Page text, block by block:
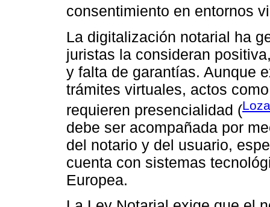
consentimiento en entornos
La digitalización notarial ha
juristas la consideran
y falta de garantías. Aunque
trámites virtuales, actos
requieren presencialidad (
debe ser acompañada por
del notario y del usuario,
cuenta con sistemas
Europea.